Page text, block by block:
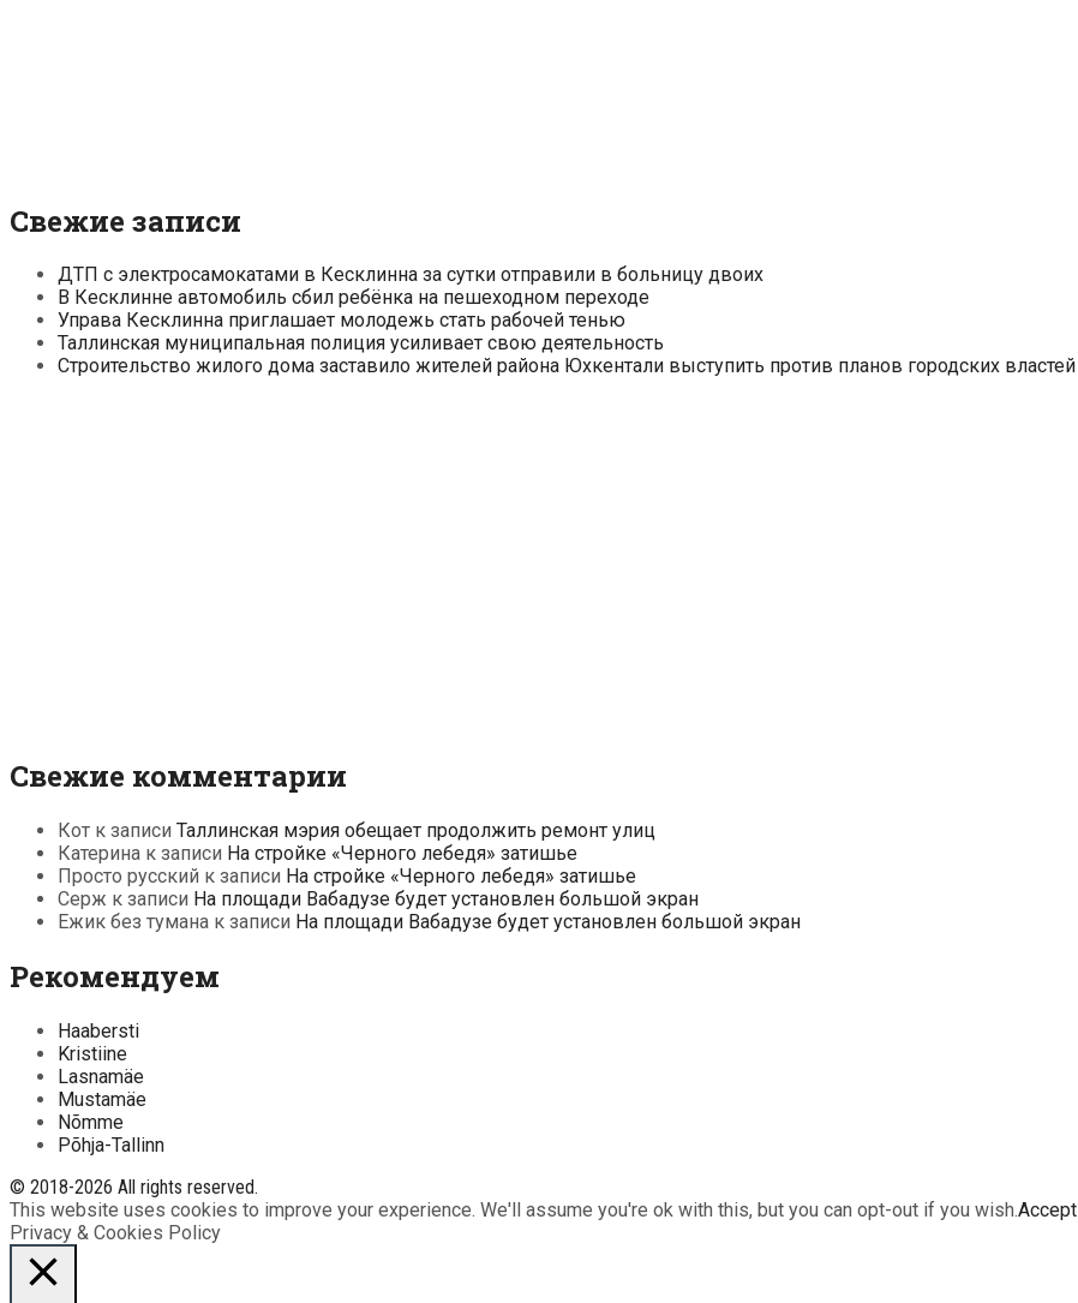
Свежие записи
ДТП с электросамокатами в Кесклинна за сутки отправили в больницу двоих
В Кесклинне автомобиль сбил ребёнка на пешеходном переходе
Управа Кесклинна приглашает молодежь стать рабочей тенью
Таллинская муниципальная полиция усиливает свою деятельность
Строительство жилого дома заставило жителей района Юхкентали выступить против планов городских властей
Свежие комментарии
Кот к записи Таллинская мэрия обещает продолжить ремонт улиц
Катерина к записи На стройке «Черного лебедя» затишье
Просто русский к записи На стройке «Черного лебедя» затишье
Серж к записи На площади Вабадузе будет установлен большой экран
Ежик без тумана к записи На площади Вабадузе будет установлен большой экран
Рекомендуем
Haabersti
Kristiine
Lasnamäe
Mustamäe
Nõmme
Põhja-Tallinn
© 2018-2026 All rights reserved.
This website uses cookies to improve your experience. We'll assume you're ok with this, but you can opt-out if you wish.Accept
Privacy & Cookies Policy